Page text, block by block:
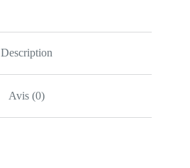
Description
Avis (0)